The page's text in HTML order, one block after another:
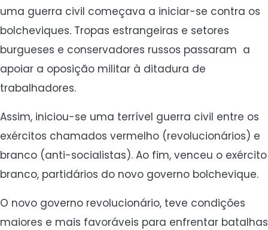
uma guerra civil começava a iniciar-se contra os
bolcheviques. Tropas estrangeiras e setores
burgueses e conservadores russos passaram a
apoiar a oposição militar à ditadura de
trabalhadores.
Assim, iniciou-se uma terrível guerra civil entre os
exércitos chamados vermelho (revolucionários) e
branco (anti-socialistas). Ao fim, venceu o exército
branco, partidários do novo governo bolchevique.
O novo governo revolucionário, teve condições
maiores e mais favoráveis para enfrentar batalhas